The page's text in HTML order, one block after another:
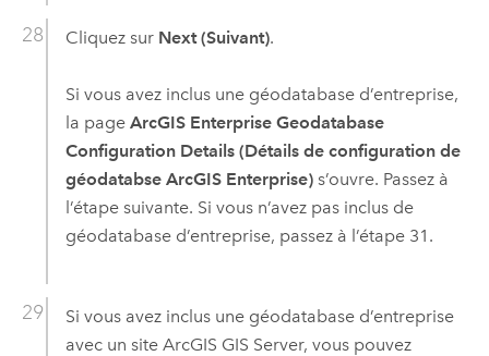
Cliquez sur Next (Suivant).
Si vous avez inclus une géodatabase d’entreprise,
la page ArcGIS Enterprise Geodatabase
Configuration Details (Détails de configuration de
géodatabse ArcGIS Enterprise)s’ouvre. Passez à
l’étape suivante. Si vous n’avez pas inclus de
géodatabase d’entreprise, passez à l’étape 31.
Si vous avez inclus une géodatabase d’entreprise
avec un site ArcGIS GIS Server, vous pouvez